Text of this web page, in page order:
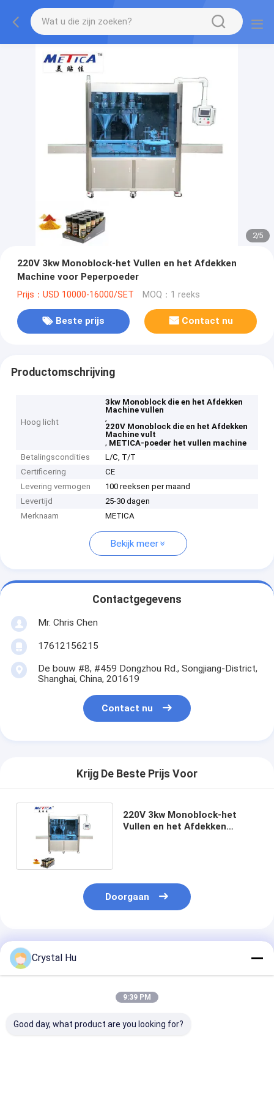
2/5
220V 3kw Monoblock-het Vullen en het Afdekken
Machine voor Peperpoeder
Prijs：USD 10000-16000/SET MOQ：1 reeks
Beste prijs Contact nu
Productomschrijving
Hoog licht
3kw Monoblock die en het Afdekken
Machine vullen
,
220V Monoblock die en het Afdekken
Machine vult
, METICA-poeder het vullen machine
Betalingscondities
L/C, T/T
Certificering
CE
Levering vermogen
100 reeksen per maand
Levertijd
25-30 dagen
Merknaam
METICA
Bekijk meer
Contactgegevens
Mr. Chris Chen
17612156215
De bouw #8, #459 Dongzhou Rd., Songjiang-District,
Shanghai, China, 201619
Contact nu
Krijg De Beste Prijs Voor
220V 3kw Monoblock-het
Vullen en het Afdekken
Doorgaan
Geadviseerde Producten
Crystal Hu
9:39 PM
Good day, what product are you looking for?